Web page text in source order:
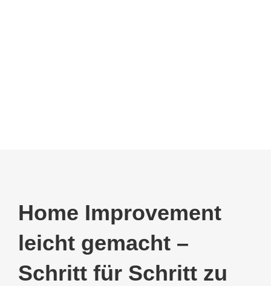
Home Improvement
leicht gemacht –
Schritt für Schritt zu